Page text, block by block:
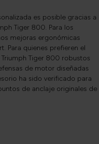
es posible gracias a
Tiger 800. Para los
mejoras ergonómicas
Para quienes prefieren el
Tiger 800 robustos
de motor diseñadas
ha sido verificado para
de anclaje originales de